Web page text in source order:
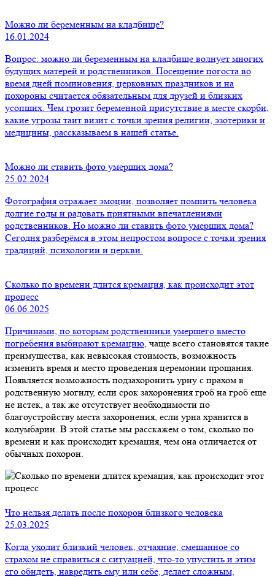
Можно ли беременным на кладбище?
16.01.2024
Вопрос: можно ли беременным на кладбище волнует многих
будущих матерей и родственников. Посещение погоста во
время дней поминовения, церковных праздников и на
похороны считается обязательным для друзей и близких
усопших. Чем грозит беременной присутствие в месте скорби,
какие угрозы таит визит с точки зрения религии, эзотерики и
медицины, рассказываем в нашей статье.
Можно ли ставить фото умерших дома?
25.02.2024
Фотография отражает эмоции, позволяет помнить человека
долгие годы и радовать приятными впечатлениями
родственников. Но можно ли ставить фото умерших дома?
Сегодня разберёмся в этом непростом вопросе с точки зрения
традиций, психологии и церкви.
Сколько по времени длится кремация, как происходит этот
процесс
06.06.2025
Причинами, по которым родственники умершего вместо
погребения выбирают кремацию, чаще всего становятся такие
преимущества, как невысокая стоимость, возможность
изменить время и место проведения церемонии прощания.
Появляется возможность подзахоронить урну с прахом в
родственную могилу, если срок захоронения гроб на гроб еще
не истек, а так же отсутствует необходимости по
благоустройству места захоронения, если урна хранится в
колумбарии. В этой статье мы расскажем о том, сколько по
времени и как происходит кремация, чем она отличается от
обычных похорон.
Что нельзя делать после похорон близкого человека
25.03.2025
Когда уходит близкий человек, отчаяние, смешанное со
страхом не справиться с ситуацией, что-то упустить и этим
его обидеть, навредить ему или себе, делает сложным,